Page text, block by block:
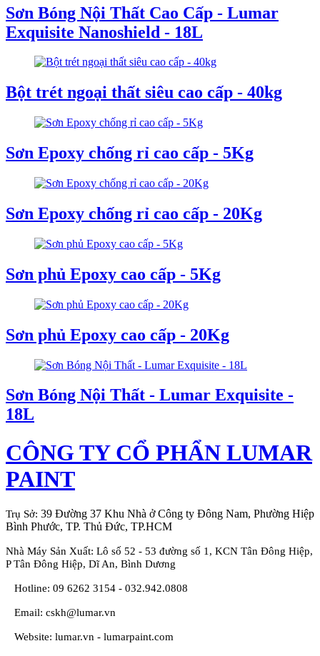
Sơn Bóng Nội Thất Cao Cấp - Lumar
Exquisite Nanoshield - 18L
Bột trét ngoại thất siêu cao cấp - 40kg
Sơn Epoxy chống rỉ cao cấp - 5Kg
Sơn Epoxy chống rỉ cao cấp - 20Kg
Sơn phủ Epoxy cao cấp - 5Kg
Sơn phủ Epoxy cao cấp - 20Kg
Sơn Bóng Nội Thất - Lumar Exquisite -
18L
CÔNG TY CỔ PHẨN LUMAR
PAINT
Trụ Sở: 39 Đường 37 Khu Nhà ở Công ty Đông Nam, Phường Hiệp
Bình Phước, TP. Thủ Đức, TP.HCM
Nhà Máy Sản Xuất: Lô số 52 - 53 đường số 1, KCN Tân Đông Hiệp,
P Tân Đông Hiệp, Dĩ An, Bình Dương
Hotline: 09 6262 3154 - 032.942.0808
Email: cskh@lumar.vn
Website: lumar.vn - lumarpaint.com